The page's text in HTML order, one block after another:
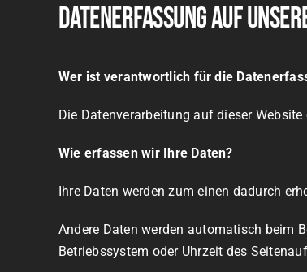
Datenerfassung auf
Wer ist verantwortlich für die
Die Datenverarbeitung auf dieser
Wie erfassen wir Ihre Daten?
Ihre Daten werden zum einen dadurch
Andere Daten werden automatisch beim
Betriebssystem oder Uhrzeit des